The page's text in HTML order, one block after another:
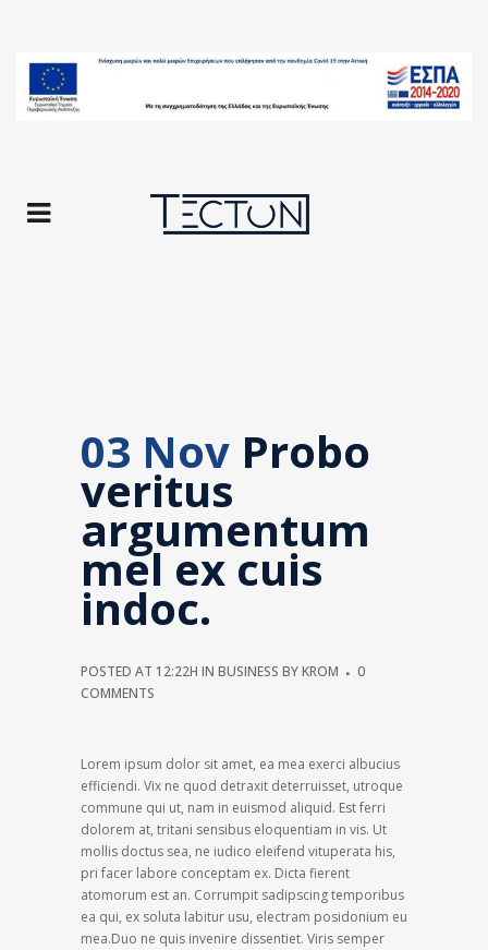
03 Nov Probo
veritus
argumentum
mel ex cuis
indoc.
POSTED AT 12:22H IN BUSINESS BYKROM
0
COMMENTS
Lorem ipsum dolor sit amet, ea mea exerci albucius
efficiendi. Vix ne quod detraxit deterruisset, utroque
commune qui ut, nam in euismod aliquid. Est ferri
dolorem at, tritani sensibus eloquentiam in vis. Ut
mollis doctus sea, ne iudico eleifend vituperata his,
pri facer labore conceptam ex. Dicta fierent
atomorum est an. Corrumpit sadipscing temporibus
ea qui, ex soluta labitur usu, electram posidonium eu
mea.Duo ne quis invenire dissentiet. Viris semper